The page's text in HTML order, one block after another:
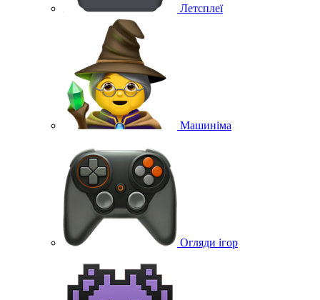
Летсплеї
Машиніма
Огляди ігор